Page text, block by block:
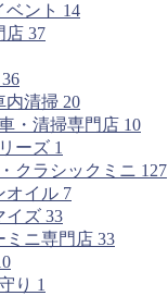
ベント 14
店 37
36
内清掃 20
・清掃専門店 10
ーズ 1
クラシックミニ 127
オイル 7
イズ 33
ミニ専門店 33
り 1